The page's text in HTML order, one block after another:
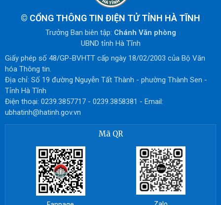
© CỔNG THÔNG TIN ĐIỆN TỬ TỈNH HÀ TĨNH
Trưởng Ban biên tập: Chánh Văn phòng
UBND tỉnh Hà Tĩnh
Giấy phép số 48/GP-BVHTT cấp ngày 18/02/2003 của Bộ Văn
hóa Thông tin.
Địa chỉ: Số 19 đường Nguyễn Tất Thành - phường Thành Sen -
Tỉnh Hà Tĩnh
Điện thoại: 0239.3857717 - 0239.3858381 - Email:
ubhatinh@hatinh.gov.vn
Mã QR